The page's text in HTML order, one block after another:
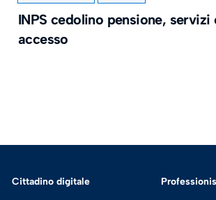
INPS cedolino pensione,
accesso
Cittadino digitale